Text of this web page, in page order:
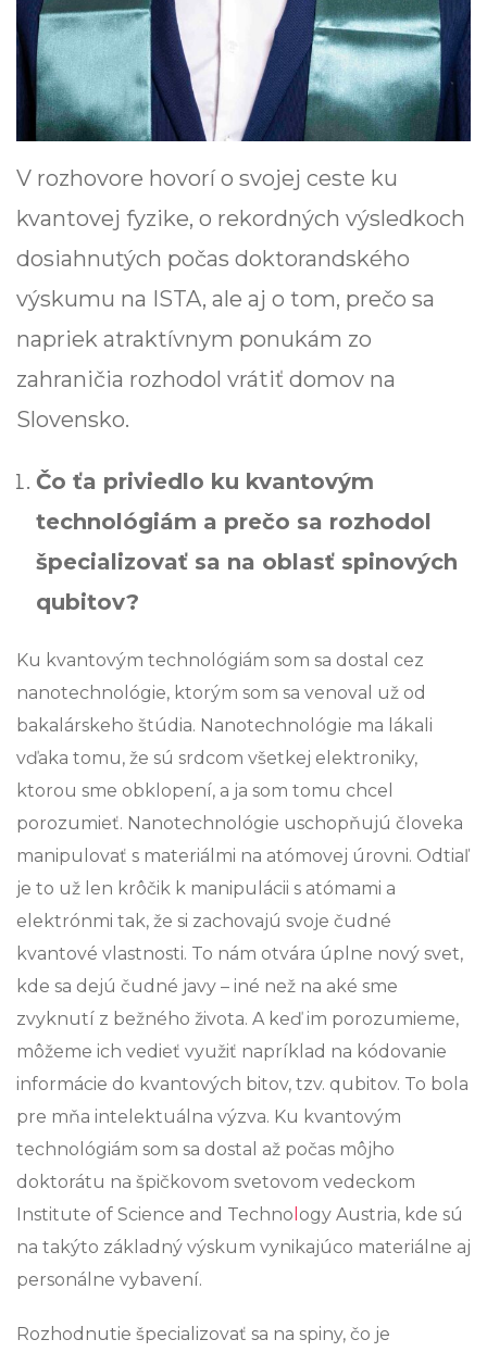
V rozhovore hovorí o svojej ceste ku
kvantovej fyzike, o rekordných výsledkoch
dosiahnutých počas doktorandského
výskumu na ISTA, ale aj o tom, prečo sa
napriek atraktívnym ponukám zo
zahraničia rozhodol vrátiť domov na
Slovensko.
Čo ťa priviedlo ku kvantovým
technológiám a prečo sa rozhodol
špecializovať sa na oblasť spinových
qubitov?
Ku kvantovým technológiám som sa dostal cez
nanotechnológie, ktorým som sa venoval už od
bakalárskeho štúdia. Nanotechnológie ma lákali
vďaka tomu, že sú srdcom všetkej elektroniky,
ktorou sme obklopení, a ja som tomu chcel
porozumieť. Nanotechnológie uschopňujú človeka
manipulovať s materiálmi na atómovej úrovni. Odtiaľ
je to už len krôčik k manipulácii s atómami a
elektrónmi tak, že si zachovajú svoje čudné
kvantové vlastnosti. To nám otvára úplne nový svet,
kde sa dejú čudné javy – iné než na aké sme
zvyknutí z bežného života. A keď im porozumieme,
môžeme ich vedieť využiť napríklad na kódovanie
informácie do kvantových bitov, tzv. qubitov. To bola
pre mňa intelektuálna výzva. Ku kvantovým
technológiám som sa dostal až počas môjho
doktorátu na špičkovom svetovom vedeckom
Institute of Science and Techno ogy Austria, kde sú
na takýto základný výskum vynikajúco materiálne aj
personálne vybavení.
Rozhodnutie špecializovať sa na spiny, čo je